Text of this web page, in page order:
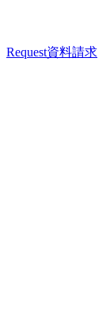
Request資料請求